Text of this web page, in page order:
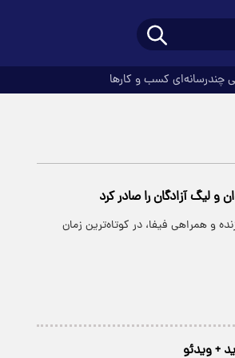
چندرسانه‌ای کسب و کارها
و همراهی‌ فیفا، در کوتاه‌ترین زمان